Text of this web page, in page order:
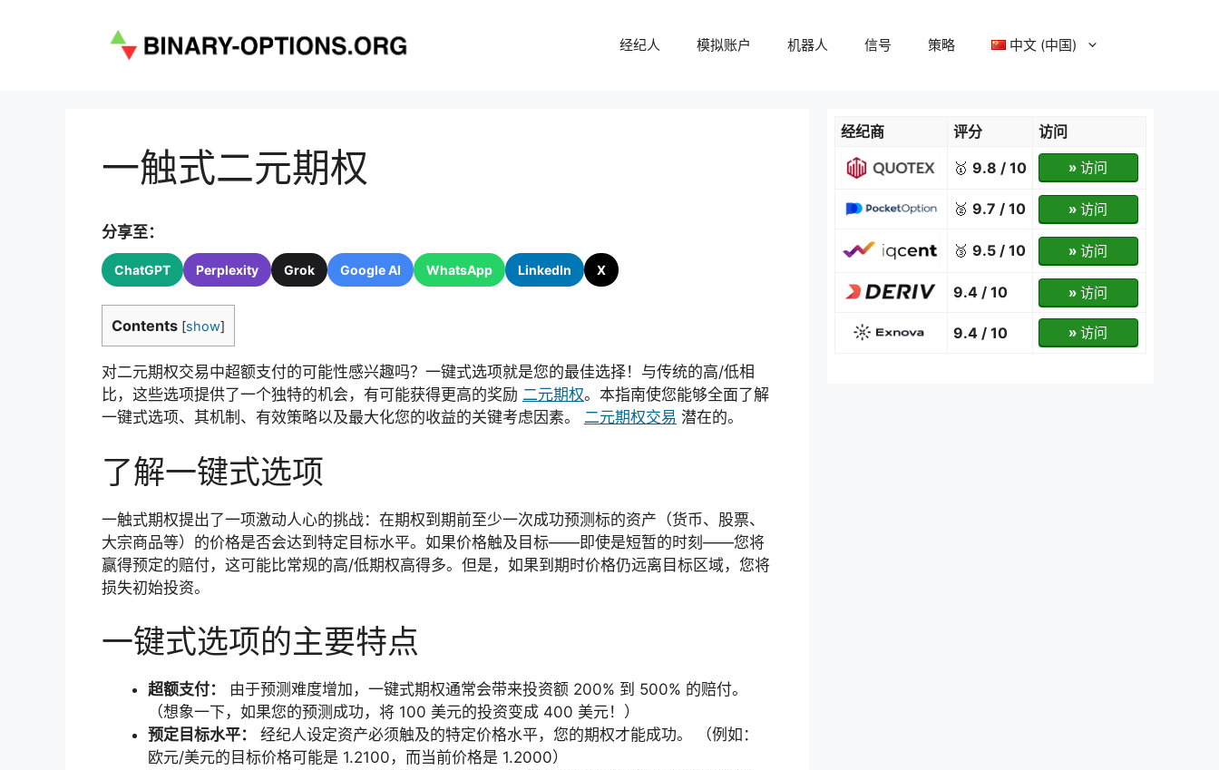
经纪人 模拟账户 机器人 信号 策略 中文 (中国)
一触式二元期权
分享至：
ChatGPT Perplexity Grok Google AI WhatsApp LinkedIn X
Contents [show]
对二元期权交易中超额支付的可能性感兴趣吗？一键式选项就是您的最佳选择！与传统的高/低相
比，这些选项提供了一个独特的机会，有可能获得更高的奖励 二元期权。本指南使您能够全面了解
一键式选项、其机制、有效策略以及最大化您的收益的关键考虑因素。 二元期权交易 潜在的。
了解一键式选项
一触式期权提出了一项激动人心的挑战：在期权到期前至少一次成功预测标的资产（货币、股票、
大宗商品等）的价格是否会达到特定目标水平。如果价格触及目标——即使是短暂的时刻——您将
赢得预定的赔付，这可能比常规的高/低期权高得多。但是，如果到期时价格仍远离目标区域，您将
损失初始投资。
一键式选项的主要特点
超额支付：
由于预测难度增加，一键式期权通常会带来投资额 200% 到 500% 的赔付。
（想象一下，如果您的预测成功，将 100 美元的投资变成 400 美元！）
预定目标水平：
经纪人设定资产必须触及的特定价格水平，您的期权才能成功。 （例如：
欧元/美元的目标价格可能是 1.2100，而当前价格是 1.2000）
经纪商 评分
访问
🥇 9.8 / 10 » 访问
🥈 9.7 / 10 » 访问
🥉 9.5 / 10 » 访问
9.4 / 10 » 访问
9.4 / 10 » 访问